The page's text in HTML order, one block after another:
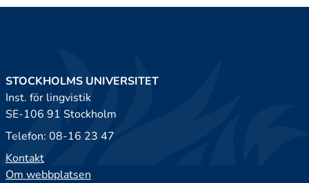
STOCKHOLMS UNIVERSITET
Inst. för lingvistik
SE-106 91 Stockholm
Telefon: 08-16 23 47
Kontakt
Om webbplatsen